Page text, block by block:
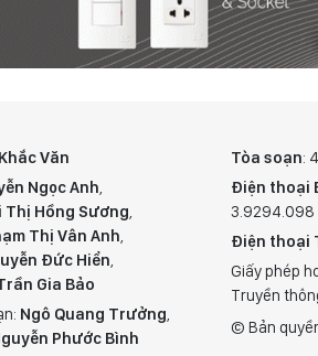
Văn
Ngọc Anh,
Thị Hồng Sương,
Thị Vân Anh,
Đức Hiển,
Gia Bảo
Ngô Quang Trưởng,
Phước Bình
Tòa soạn:
Điện thoại
3.9294.098
Điện thoại
Giấy phép
Truyền
© Bản quyền